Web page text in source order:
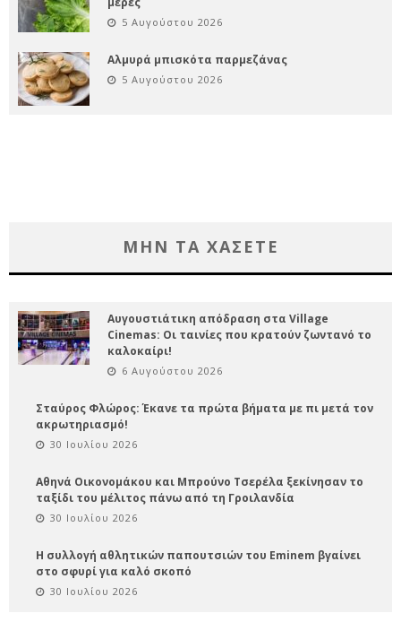
5 Αυγούστου 2026
Αλμυρά μπισκότα παρμεζάνας
5 Αυγούστου 2026
ΜΗΝ ΤΑ ΧΑΣΕΤΕ
Αυγουστιάτικη απόδραση στα Village
Cinemas: Οι ταινίες που κρατούν ζωντανό το
καλοκαίρι!
6 Αυγούστου 2026
Σταύρος Φλώρος: Έκανε τα πρώτα βήματα με πι μετά τον
ακρωτηριασμό!
30 Ιουλίου 2026
Αθηνά Οικονομάκου και Μπρούνο Τσερέλα ξεκίνησαν το
ταξίδι του μέλιτος πάνω από τη Γροιλανδία
30 Ιουλίου 2026
Η συλλογή αθλητικών παπουτσιών του Eminem βγαίνει
στο σφυρί για καλό σκοπό
30 Ιουλίου 2026